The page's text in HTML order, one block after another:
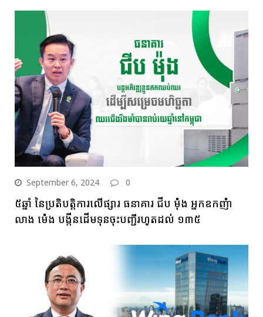
September 6, 2024 0
៥ឆ្នាំ នៃប្រតិបត្តិការលើផ្សារ ធនាគារ ជីប ម៉ុង អ្នកឧកញ៉ា
លាង ម៉េង បង្កីនដើមទុនចុះបញ្ជីរហូតដល់ ១៣៥